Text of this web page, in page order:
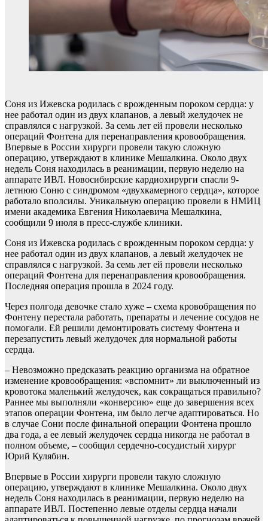
Соня из Ижевска родилась с врожденным пороком сердца: у
нее работал один из двух клапанов, а левый желудочек не
справлялся с нагрузкой. За семь лет ей провели несколько
операций Фонтена для перенаправления кровообращения.
Впервые в России хирурги провели такую сложную
операцию, утверждают в клинике Мешалкина. Около двух
недель Соня находилась в реанимации, первую неделю на
аппарате ИВЛ. Новосибирские кардиохирурги спасли 9-
летнюю Соню с синдромом «двухкамерного сердца», которое
работало вполсилы. Уникальную операцию провели в НМИЦ
имени академика Евгения Николаевича Мешалкина,
сообщили 9 июля в пресс-службе клиники.
Соня из Ижевска родилась с врожденным пороком сердца: у
нее работал один из двух клапанов, а левый желудочек не
справлялся с нагрузкой. За семь лет ей провели несколько
операций Фонтена для перенаправления кровообращения.
Последняя операция прошла в 2024 году.
Через полгода девочке стало хуже – схема кровобращения по
Фонтену перестала работать, препараты и лечение сосудов не
помогали. Ей решили демонтировать систему Фонтена и
перезапустить левый желудочек для нормальной работы
сердца.
– Невозможно предсказать реакцию организма на обратное
изменение кровообращения: «вспомнит» ли выключенный из
кровотока маленький желудочек, как сокращаться правильно?
Раннее мы выполняли «конверсию» еще до завершения всех
этапов операции Фонтена, им было легче адаптироваться. Но
в случае Сони после финальной операции Фонтена прошло
два года, а ее левый желудочек сердца никогда не работал в
полном объеме, – сообщил сердечно-сосудистый хирург
Юрий Кулябин.
Впервые в России хирурги провели такую сложную
операцию, утверждают в клинике Мешалкина. Около двух
недель Соня находилась в реанимации, первую неделю на
аппарате ИВЛ. Постепенно левые отделы сердца начали